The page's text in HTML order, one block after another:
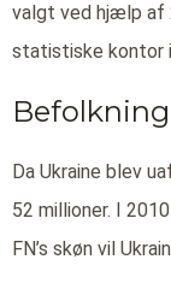
valgt ved hjælp af
statistiske kontor i
Befolkning
Da Ukraine blev
52 millioner. I
FN’s skøn vil